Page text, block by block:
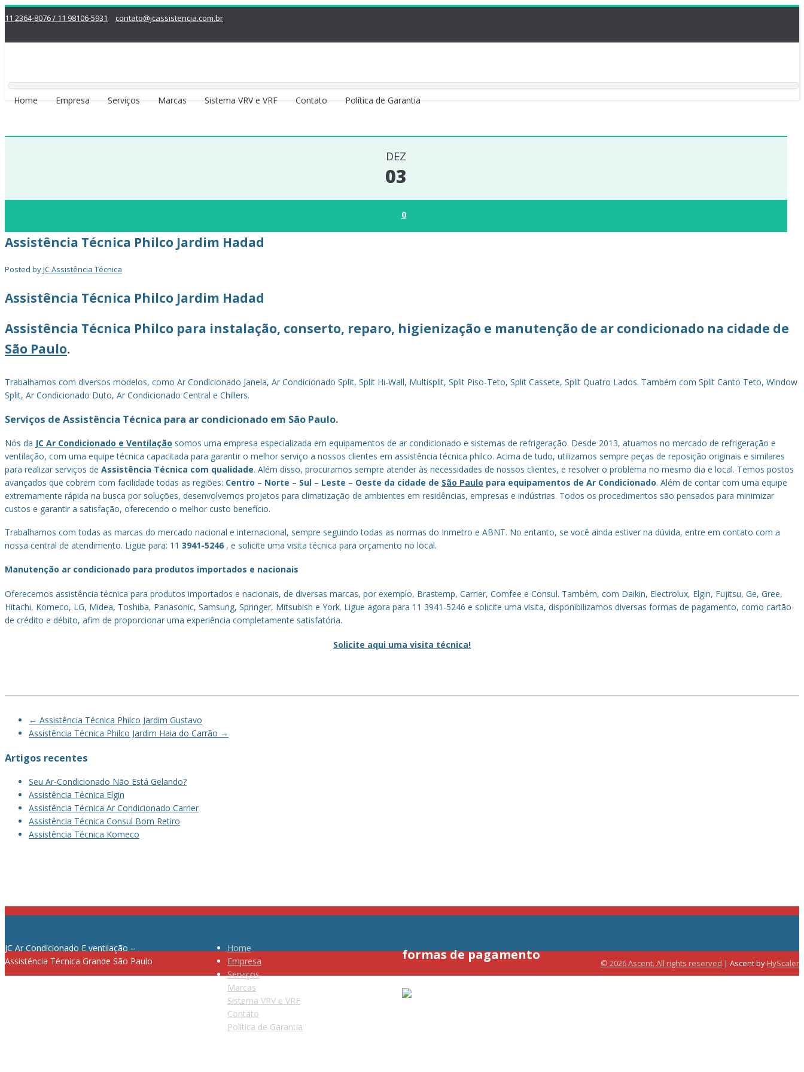
11 2364-8076 / 11 98106-5931 contato@jcassistencia.com.br
Home Empresa Serviços Marcas Sistema VRV e VRF Contato Política de Garantia
DEZ
03
0
Assistência Técnica Philco Jardim Hadad
Posted byJC Assistência Técnica
Assistência Técnica Philco Jardim Hadad
Assistência Técnica Philco‎ para instalação, conserto, reparo, higienização e manutenção de ar condicionado na cidade de
São Paulo.
Trabalhamos com diversos modelos, como Ar Condicionado Janela, Ar Condicionado Split, Split Hi-Wall, Multisplit, Split Piso-Teto, Split Cassete, Split Quatro Lados. Também com Split Canto Teto, Window
Split, Ar Condicionado Duto, Ar Condicionado Central e Chillers.
Serviços de Assistência Técnica para ar condicionado em São Paulo.
Nós da JC Ar Condicionado e Ventilação somos uma empresa especializada em equipamentos de ar condicionado e sistemas de refrigeração. Desde 2013, atuamos no mercado de refrigeração e
ventilação, com uma equipe técnica capacitada para garantir o melhor serviço a nossos clientes em assistência técnica philco. Acima de tudo, utilizamos sempre peças de reposição originais e similares
para realizar serviços de Assistência Técnica com qualidade. Além disso, procuramos sempre atender às necessidades de nossos clientes, e resolver o problema no mesmo dia e local. Temos postos
avançados que cobrem com facilidade todas as regiões: Centro – Norte – Sul – Leste – Oeste da cidade de São Paulo para equipamentos de Ar Condicionado. Além de contar com uma equipe
extremamente rápida na busca por soluções, desenvolvemos projetos para climatização de ambientes em residências, empresas e indústrias. Todos os procedimentos são pensados para minimizar
custos e garantir a satisfação, oferecendo o melhor custo benefício.
Trabalhamos com todas as marcas do mercado nacional e internacional, sempre seguindo todas as normas do Inmetro e ABNT. No entanto, se você ainda estiver na dúvida, entre em contato com a
nossa central de atendimento. Ligue para: 11 3941-5246 , e solicite uma visita técnica para orçamento no local.
Manutenção ar condicionado para produtos importados e nacionais
Oferecemos assistência técnica para produtos importados e nacionais, de diversas marcas, por exemplo, Brastemp, Carrier, Comfee e Consul. Também, com Daikin, Electrolux, Elgin, Fujitsu, Ge, Gree,
Hitachi, Komeco, LG, Midea, Toshiba, Panasonic, Samsung, Springer, Mitsubish e York. Ligue agora para 11 3941-5246 e solicite uma visita, disponibilizamos diversas formas de pagamento, como cartão
de crédito e débito, afim de proporcionar uma experiência completamente satisfatória.
Solicite aqui uma visita técnica!
Post← Assistência Técnica Philco Jardim Gustavo
Assistência Técnica Philco Jardim Haia do Carrão →
Artigos recentes
Seu Ar-Condicionado Não Está Gelando?
Assistência Técnica Elgin
Assistência Técnica Ar Condicionado Carrier
Assistência Técnica Consul Bom Retiro
Assistência Técnica Komeco
JC Ar Condicionado E ventilação –
Assistência Técnica Grande São Paulo
Home
Empresa
Serviços
Marcas
Sistema VRV e VRF
Contato
Política de Garantia
formas de pagamento
© 2026 Ascent. All rights reserved | Ascent by HyScaler